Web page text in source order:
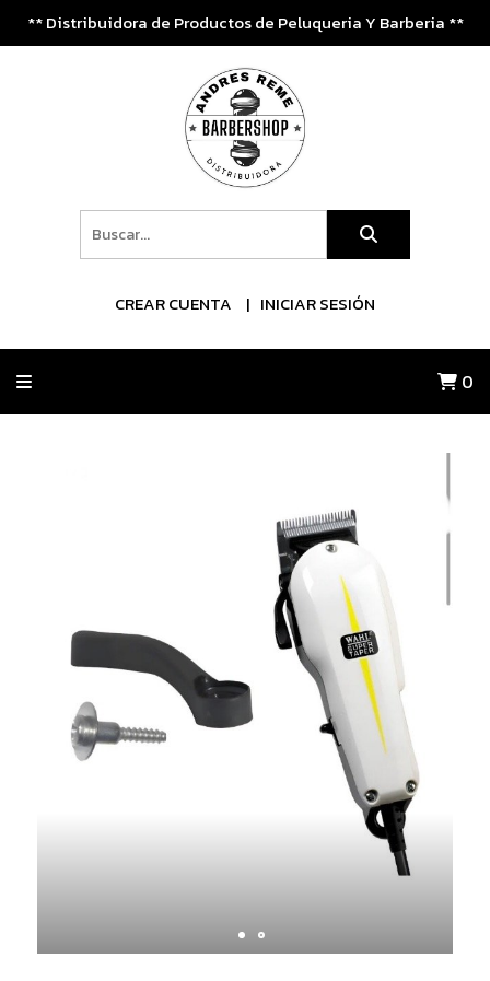
** Distribuidora de Productos de Peluqueria Y Barberia **
CREAR CUENTA INICIAR SESIÓN
0